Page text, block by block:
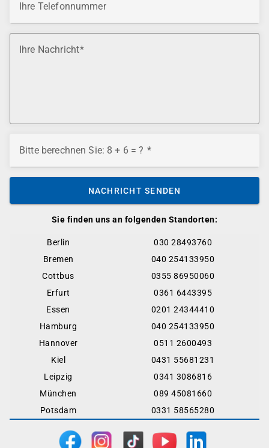
Sie finden uns an folgenden Standorten:
Berlin
030 28493760
Bremen
040 254133950
Cottbus
0355 86950060
Erfurt
0361 6443395
Essen
0201 24344410
Hamburg
040 254133950
Hannover
0511 2600493
Kiel
0431 55681231
Leipzig
0341 3086816
München
089 45081660
Potsdam
0331 58565280
Ihre Telefonnummer
Ihre Nachricht
Bitte berechnen Sie: 8 + 6 = ?
NACHRICHT SENDEN